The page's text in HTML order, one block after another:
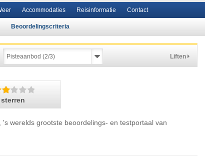
Beoordelingscriteria
Accommodaties Reisinformatie Contact
Liften
's werelds grootste beoordelings- en testportaal van